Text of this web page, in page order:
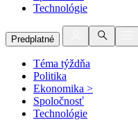
Technológie
Predplatné
Téma týždňa
Politika
Ekonomika >
Spoločnosť
Technológie